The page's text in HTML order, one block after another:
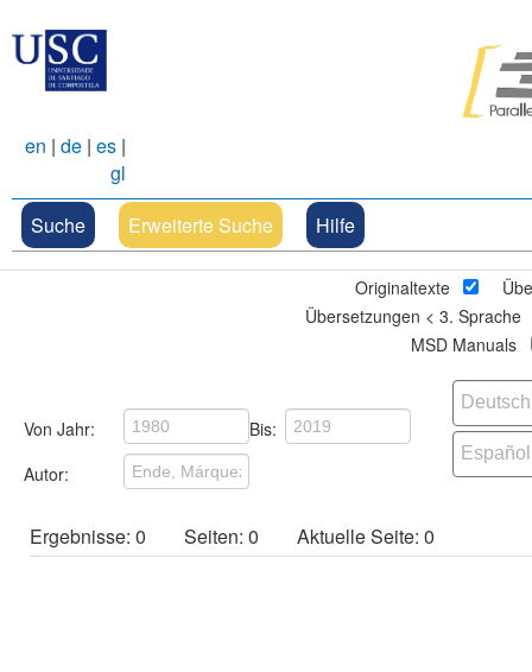
en | de | es |
gl
Suche
Erweiterte Suche Hilfe
Originaltexte
Übersetzungen < 3. Sprache
MSD Manuals
Von Jahr:
Bis:
Autor:
Ergebnisse: 0 Seiten: 0 Aktuelle Seite: 0